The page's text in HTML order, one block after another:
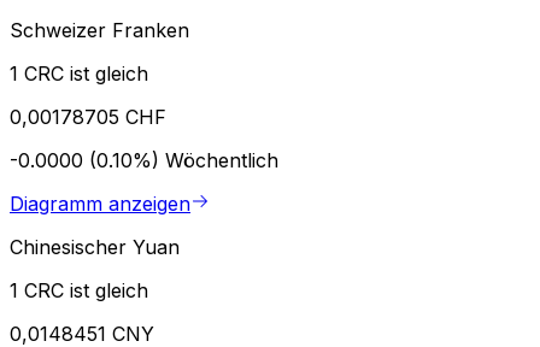
Schweizer Franken
1 CRC ist gleich
0,00178705 CHF
-0.0000 (0.10%) Wöchentlich
Diagramm anzeigen
Chinesischer Yuan
1 CRC ist gleich
0,0148451 CNY